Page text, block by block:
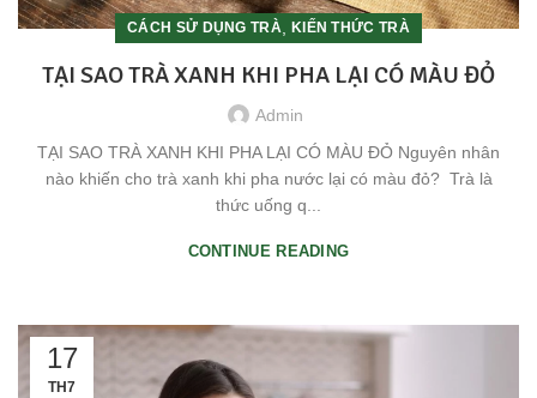
CÁCH SỬ DỤNG TRÀ, KIẾN THỨC TRÀ
TẠI SAO TRÀ XANH KHI PHA LẠI CÓ MÀU ĐỎ
Admin
TẠI SAO TRÀ XANH KHI PHA LẠI CÓ MÀU ĐỎ Nguyên nhân
nào khiến cho trà xanh khi pha nước lại có màu đỏ? Trà là
thức uống q...
CONTINUE READING
17
TH7